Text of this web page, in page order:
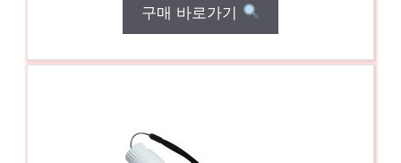
구매 바로가기